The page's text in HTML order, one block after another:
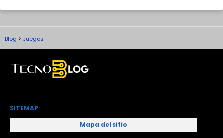
Blog Juegos
SITEMAP
Mapa del sitio